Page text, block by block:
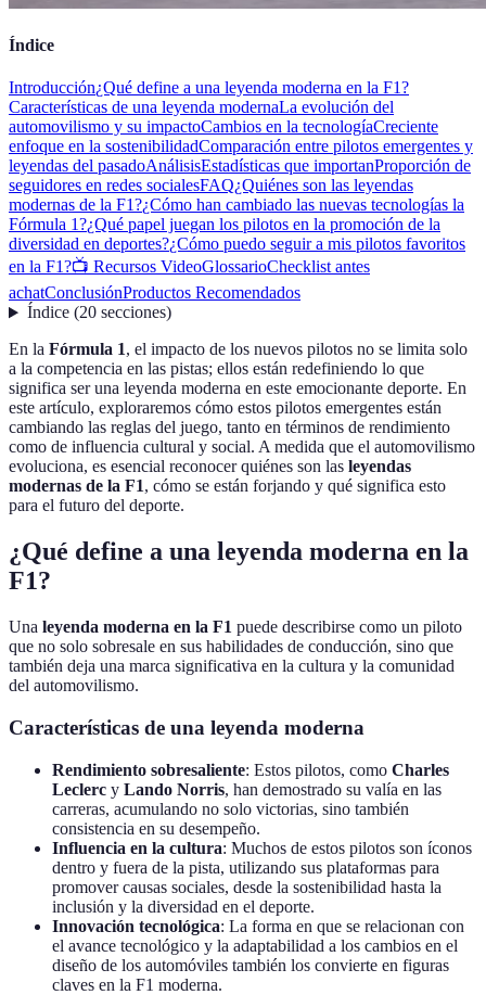
Índice
Introducción¿Qué define a una leyenda moderna en la F1?
Características de una leyenda modernaLa evolución del
automovilismo y su impactoCambios en la tecnologíaCreciente
enfoque en la sostenibilidadComparación entre pilotos emergentes y
leyendas del pasadoAnálisisEstadísticas que importanProporción de
seguidores en redes socialesFAQ¿Quiénes son las leyendas
modernas de la F1?¿Cómo han cambiado las nuevas tecnologías la
Fórmula 1?¿Qué papel juegan los pilotos en la promoción de la
diversidad en deportes?¿Cómo puedo seguir a mis pilotos favoritos
en la F1?📺 Recursos VideoGlossarioChecklist antes
achatConclusiónProductos Recomendados
Índice(20 secciones)
En la Fórmula 1, el impacto de los nuevos pilotos no se limita solo
a la competencia en las pistas; ellos están redefiniendo lo que
significa ser una leyenda moderna en este emocionante deporte. En
este artículo, exploraremos cómo estos pilotos emergentes están
cambiando las reglas del juego, tanto en términos de rendimiento
como de influencia cultural y social. A medida que el automovilismo
evoluciona, es esencial reconocer quiénes son las leyendas
modernas de la F1, cómo se están forjando y qué significa esto
para el futuro del deporte.
¿Qué define a una leyenda moderna en la
F1?
Una leyenda moderna en la F1 puede describirse como un piloto
que no solo sobresale en sus habilidades de conducción, sino que
también deja una marca significativa en la cultura y la comunidad
del automovilismo.
Características de una leyenda moderna
Rendimiento sobresaliente: Estos pilotos, como Charles
Leclerc y Lando Norris, han demostrado su valía en las
carreras, acumulando no solo victorias, sino también
consistencia en su desempeño.
Influencia en la cultura: Muchos de estos pilotos son íconos
dentro y fuera de la pista, utilizando sus plataformas para
promover causas sociales, desde la sostenibilidad hasta la
inclusión y la diversidad en el deporte.
Innovación tecnológica: La forma en que se relacionan con
el avance tecnológico y la adaptabilidad a los cambios en el
diseño de los automóviles también los convierte en figuras
claves en la F1 moderna.